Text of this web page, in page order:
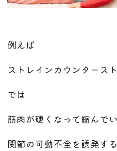
例えば
ストレインカウンタース
では
筋肉が硬くなって縮んで
関節の可動不全を誘発す